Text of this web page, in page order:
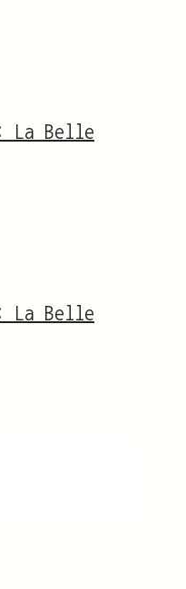
La Belle
La Belle